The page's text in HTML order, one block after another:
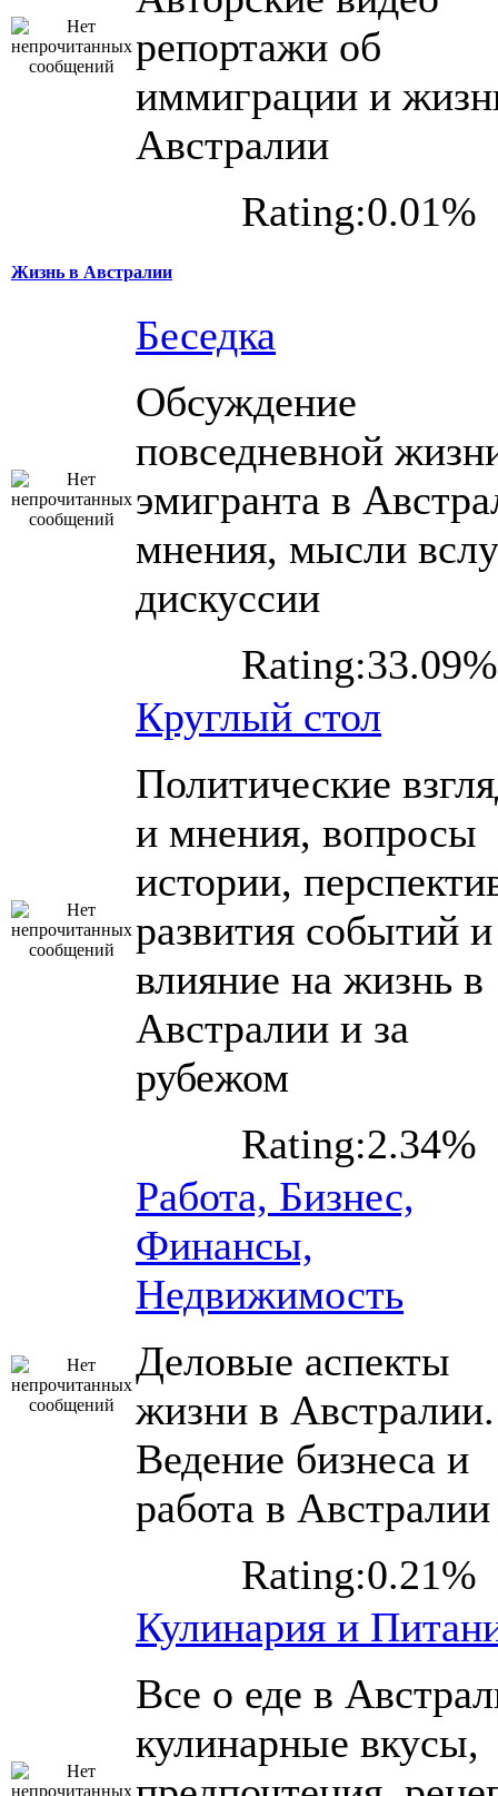
репортажи об
иммиграции и
Австралии
Rating:0.01%
Жизнь в Австралии
Беседка
Обсуждение
повседневной
эмигранта в
мнения, мысли
дискуссии
Rating:33.09%
Круглый стол
Политические
и мнения, вопросы
истории,
развития событий
влияние на жизнь в
Австралии и за
рубежом
Rating:2.34%
Работа, Бизнес,
Финансы,
Недвижимость
Деловые аспекты
жизни в Австралии.
Ведение бизнеса и
работа в Австралии
Rating:0.21%
Кулинария и
Все о еде в
кулинарные вкусы,